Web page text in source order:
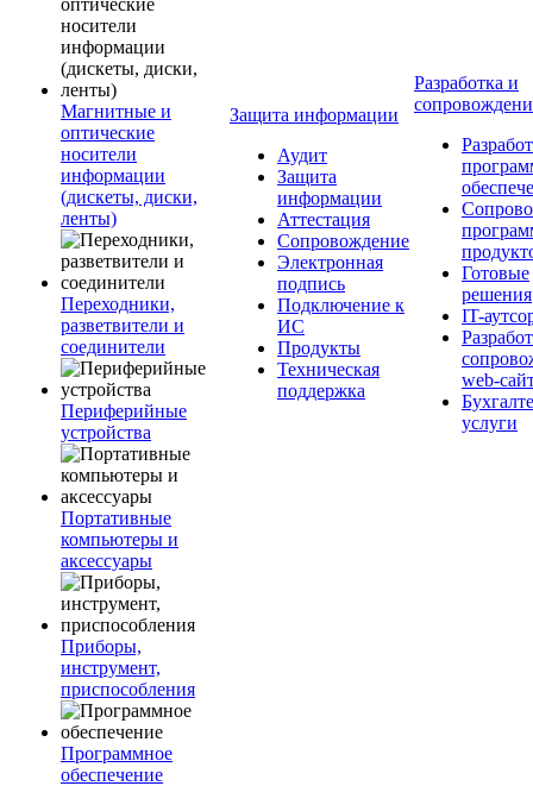
Магнитные и
оптические
носители
информации
(дискеты, диски,
ленты)
Переходники,
разветвители и
соединители
Периферийные
устройства
Портативные
компьютеры и
аксессуары
Приборы,
инструмент,
приспособления
Программное
обеспечение
Защита информации
Аудит
Защита
информации
Аттестация
Сопровождение
Электронная
подпись
Подключение к
ИС
Продукты
Техническая
поддержка
Разработка и
Готовые
решения
IT-
web-
услуги